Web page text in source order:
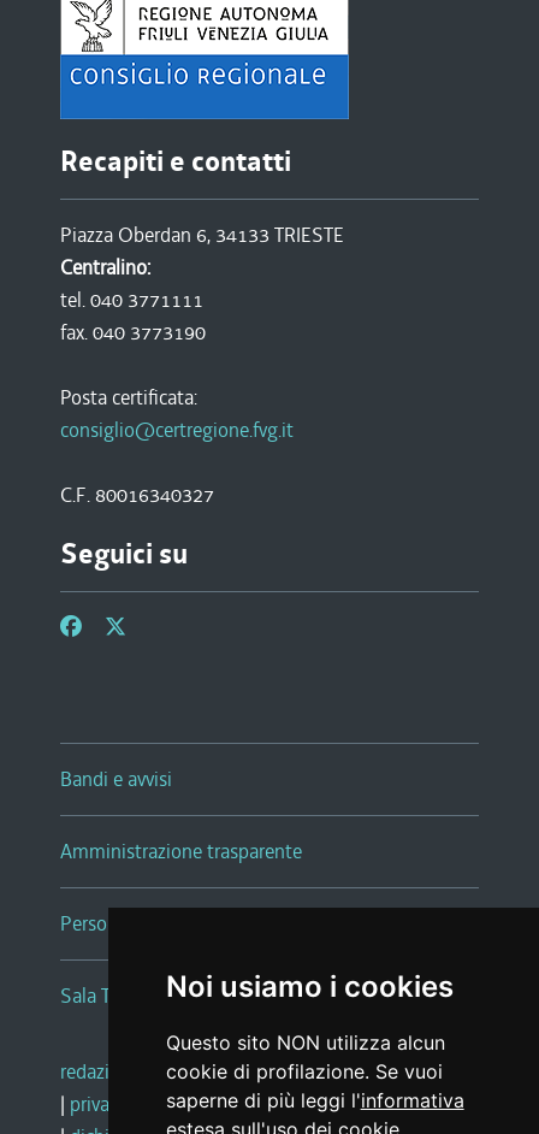
Noi usiamo i cookies
Questo sito NON utilizza alcun
cookie di profilazione. Se vuoi
saperne di più leggi l'informativa
estesa sull'uso dei cookie.
Recapiti e contatti
Piazza Oberdan 6, 34133 TRIESTE
Centralino:
tel. 040 3771111
fax. 040 3773190
Posta certificata:
consiglio@certregione.fvg.it
C.F. 80016340327
Seguici su
Bandi e avvisi
Amministrazione trasparente
Persone e Uffici
Sala Tiziano Tessitori
redazione web |note legali |glossario
| privacy
social media policy